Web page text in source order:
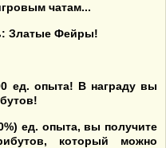
чатам...
Златые Фейры!
ед. опыта! В награду вы
ед. опыта, вы получите
который можно